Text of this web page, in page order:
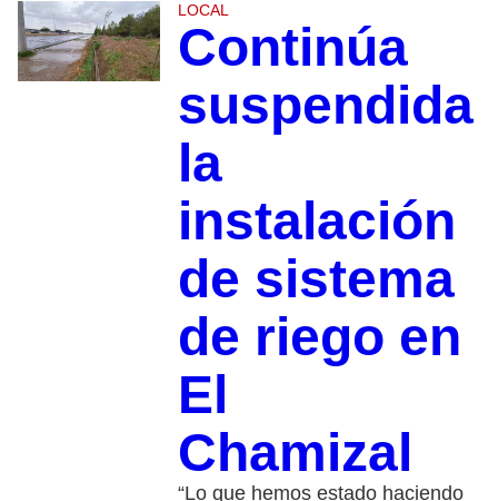
LOCAL
Continúa
suspendida
la
instalación
de sistema
de riego en
El
Chamizal
“Lo que hemos estado haciendo